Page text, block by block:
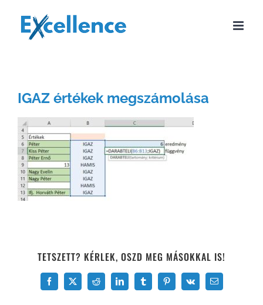
IGAZ értékek megszámolása
TETSZETT? KÉRLEK, OSZD MEG MÁSOKKAL IS!
Facebook
X Reddit LinkedInTumblrPinterest
Vk Email: